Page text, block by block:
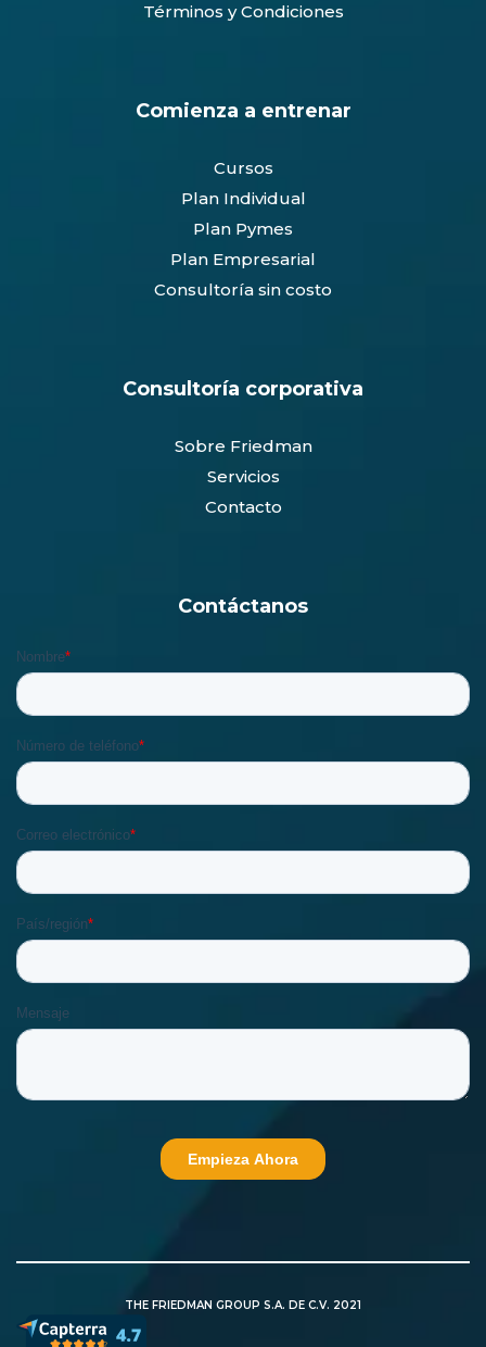
Términos y Condiciones
Comienza a entrenar
Cursos
Plan Individual
Plan Pymes
Plan Empresarial
Consultoría sin costo
Consultoría corporativa
Sobre Friedman
Servicios
Contacto
Contáctanos
THE FRIEDMAN GROUP S.A. DE C.V. 2021